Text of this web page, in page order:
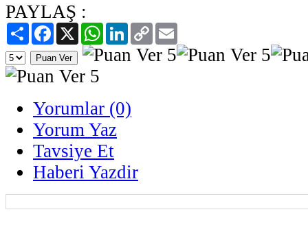
PAYLAŞ :
PaylaşFacebook
X WhatsAppLinkedIn
Copy
Link
Yorumlar (0)
Yorum Yaz
Tavsiye Et
Haberi Yazdir